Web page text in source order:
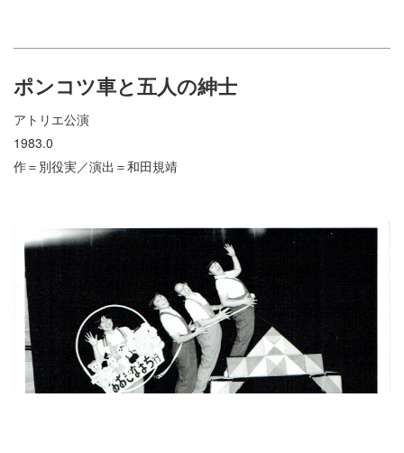
ポンコツ車と五人の紳士
アトリエ公演
1983.0
作＝別役実／演出＝和田規靖